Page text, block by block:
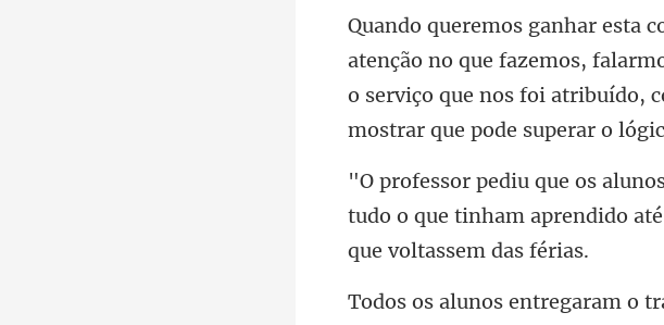
fazemos,
o serviço que nos foi at
tudo o que tinham aprendido